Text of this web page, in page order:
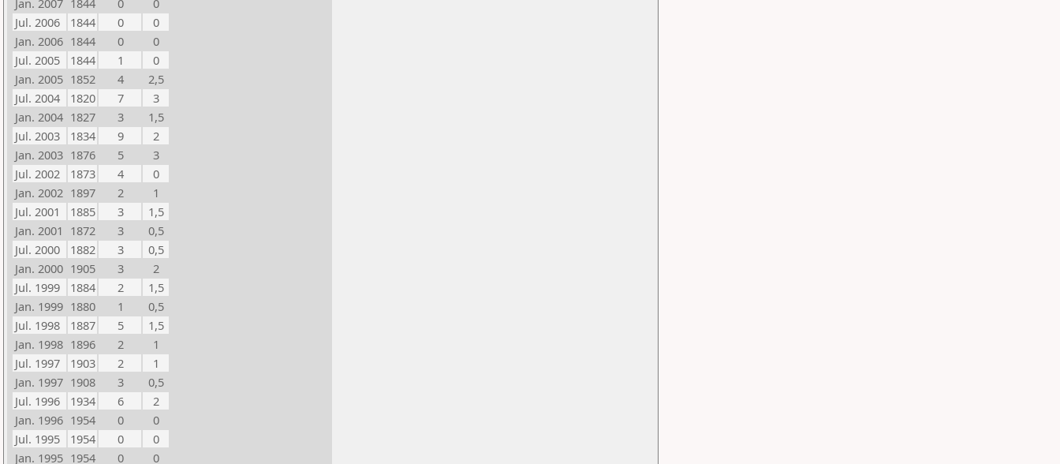
Jan. 2007 1844 0
0
Jul. 2006
1844 0
0
Jan. 2006 1844 0
0
Jul. 2005
1844 1
0
Jan. 2005 1852 4
2,5
Jul. 2004
1820 7
3
Jan. 2004 1827 3
1,5
Jul. 2003
1834 9
2
Jan. 2003 1876 5
3
Jul. 2002
1873 4
0
Jan. 2002 1897 2
1
Jul. 2001
1885 3
1,5
Jan. 2001 1872 3
0,5
Jul. 2000
1882 3
0,5
Jan. 2000 1905 3
2
Jul. 1999
1884 2
1,5
Jan. 1999 1880 1
0,5
Jul. 1998
1887 5
1,5
Jan. 1998 1896 2
1
Jul. 1997
1903 2
1
Jan. 1997 1908 3
0,5
Jul. 1996
1934 6
2
Jan. 1996 1954 0
0
Jul. 1995
1954 0
0
Jan. 1995 1954 0 0